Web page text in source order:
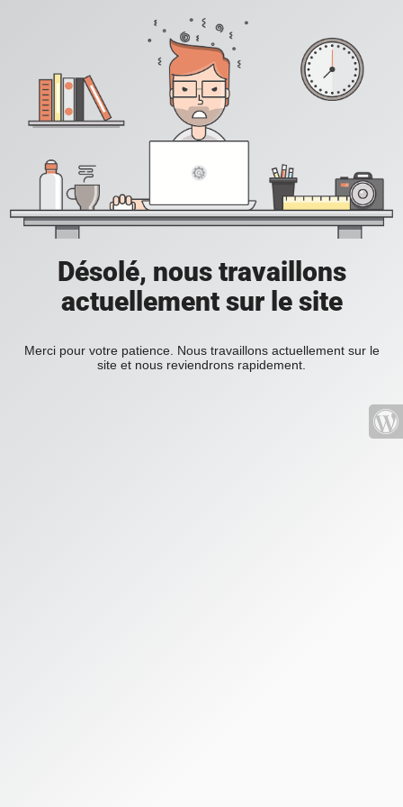
Désolé, nous travaillons
actuellement sur le site
Merci pour votre patience. Nous travaillons actuellement sur le
site et nous reviendrons rapidement.